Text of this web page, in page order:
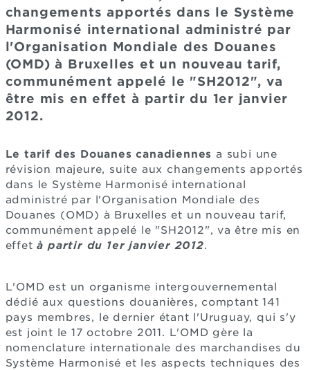
changements apportés dans le Système
Harmonisé international administré par
l'Organisation Mondiale des Douanes
(OMD) à Bruxelles et un nouveau tarif,
communément appelé le "SH2012", va
être mis en effet à partir du 1er janvier
2012.
Le tarif des Douanes canadiennes a subi une
révision majeure, suite aux changements apportés
dans le Système Harmonisé international
administré par l'Organisation Mondiale des
Douanes (OMD) à Bruxelles et un nouveau tarif,
communément appelé le "SH2012", va être mis en
effetà partir du 1er janvier 2012.
L'OMD est un organisme intergouvernemental
dédié aux questions douanières, comptant 141
pays membres, le dernier étant l'Uruguay, qui s'y
est joint le 17 octobre 2011. L'OMD gère la
nomenclature internationale des marchandises du
Système Harmonisé et les aspects techniques des